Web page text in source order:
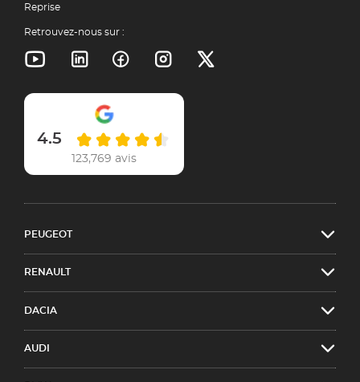
Reprise
Retrouvez-nous sur :
4.5
123,769 avis
PEUGEOT
RENAULT
DACIA
AUDI